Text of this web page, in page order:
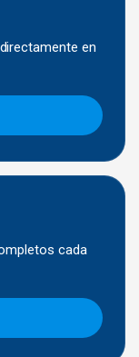
en
cada